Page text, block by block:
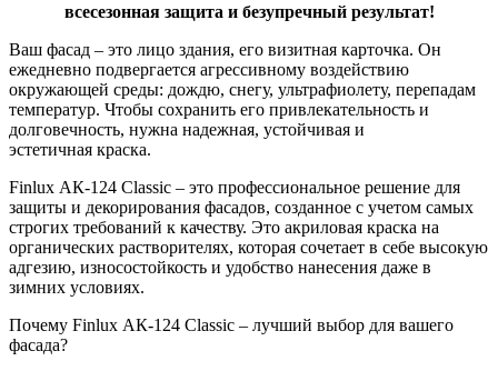
всесезонная защита и безупречный результат!
Ваш фасад – это лицо здания, его визитная карточка. Он
ежедневно подвергается агрессивному воздействию
окружающей среды: дождю, снегу, ультрафиолету, перепадам
температур. Чтобы сохранить его привлекательность и
долговечность, нужна надежная, устойчивая и
эстетичная краска.
Finlux АК-124 Classic – это профессиональное решение для
защиты и декорирования фасадов, созданное с учетом самых
строгих требований к качеству. Это акриловая краска на
органических растворителях, которая сочетает в себе высокую
адгезию, износостойкость и удобство нанесения даже в
зимних условиях.
Почему Finlux АК-124 Classic – лучший выбор для вашего
фасада?